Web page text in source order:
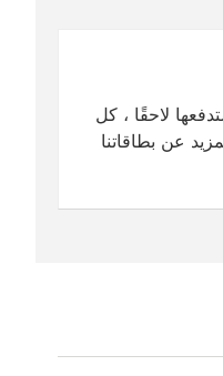
لاحقًا ، كل
عن بطاقاتنا